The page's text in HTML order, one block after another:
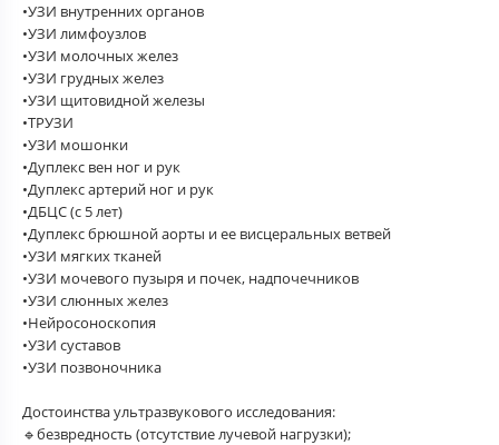
•УЗИ внутренних органов
•УЗИ лимфоузлов
•УЗИ молочных желез
•УЗИ грудных желез
•УЗИ щитовидной железы
•ТРУЗИ
•УЗИ мошонки
•Дуплекс вен ног и рук
•Дуплекс артерий ног и рук
•ДБЦС (с 5 лет)
•Дуплекс брюшной аорты и ее висцеральных ветвей
•УЗИ мягких тканей
•УЗИ мочевого пузыря и почек, надпочечников
•УЗИ слюнных желез
•Нейросоноскопия
•УЗИ суставов
•УЗИ позвоночника
Достоинства ультразвукового исследования:
🔹безвредность (отсутствие лучевой нагрузки);